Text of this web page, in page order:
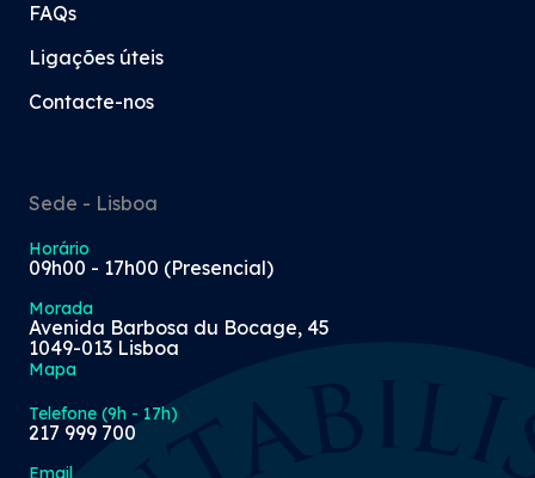
FAQs
Ligações úteis
Contacte-nos
Sede - Lisboa
Horário
09h00 - 17h00 (Presencial)
Morada
Avenida Barbosa du Bocage, 45
1049-013 Lisboa
Mapa
Telefone (9h - 17h)
217 999 700
Email